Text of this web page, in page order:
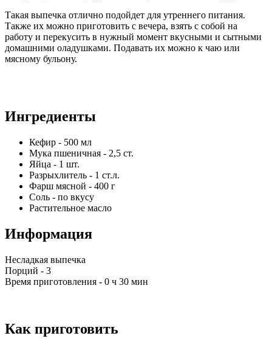
Такая выпечка отлично подойдет для утреннего питания.
Также их можно приготовить с вечера, взять с собой на
работу и перекусить в нужный момент вкусными и сытными
домашними оладушками. Подавать их можно к чаю или
мясному бульону.
Ингредиенты
Кефир - 500 мл
Мука пшеничная - 2,5 ст.
Яйца - 1 шт.
Разрыхлитель - 1 ст.л.
Фарш мясной - 400 г
Соль - по вкусу
Растительное масло
Информация
Несладкая выпечка
Порций - 3
Время приготовления - 0 ч 30 мин
Как приготовить